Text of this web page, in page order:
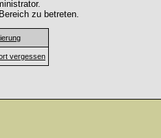
zu betreten.
vergessen